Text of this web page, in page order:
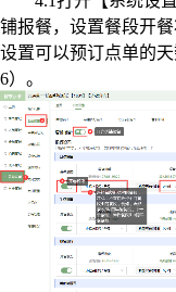
铺报餐，设置餐段开
设置可以预订点单的
6）。